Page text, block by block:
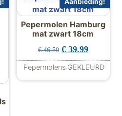
Pepermolen Hamburg
mat zwart 18cm
€46.50 Oorspronkelijke
€39.99Huidige
Pepermolens GEKLEURD
Dit product